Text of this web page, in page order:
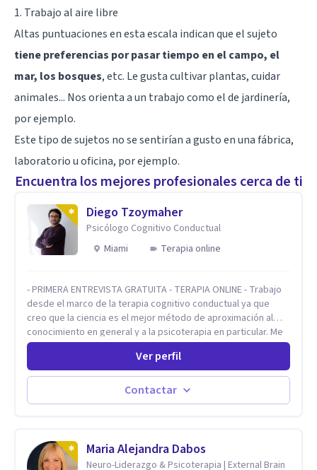
1. Trabajo al aire libre
Altas puntuaciones en esta escala indican que el sujeto
tiene preferencias por pasar tiempo en el campo, el
mar, los bosques, etc. Le gusta cultivar plantas, cuidar
animales... Nos orienta a un trabajo como el de jardinería,
por ejemplo.
Este tipo de sujetos no se sentirían a gusto en una fábrica,
laboratorio u oficina, por ejemplo.
Encuentra los mejores profesionales cerca de ti
Diego Tzoymaher
Psicólogo Cognitivo Conductual
Miami
Terapia online
- PRIMERA ENTREVISTA GRATUITA - TERAPIA ONLINE - Trabajo
desde el marco de la terapia cognitivo conductual ya que
creo que la ciencia es el mejor método de aproximación al
conocimiento en general y a la psicoterapia en particular. Me
interesan los procesos de cambio conductual por los que una
persona pueda alcanzar sus objetivos, transitando,
aceptando y modificando sus patrones cognitivos y
emocionales. Abordo patologías específicas como trastornos
de ansiedad y del ánimo, y también crisis vitales y procesos
Ver perfil
Contactar
Maria Alejandra Dabos
Neuro-Liderazgo & Psicoterapia | External Brain